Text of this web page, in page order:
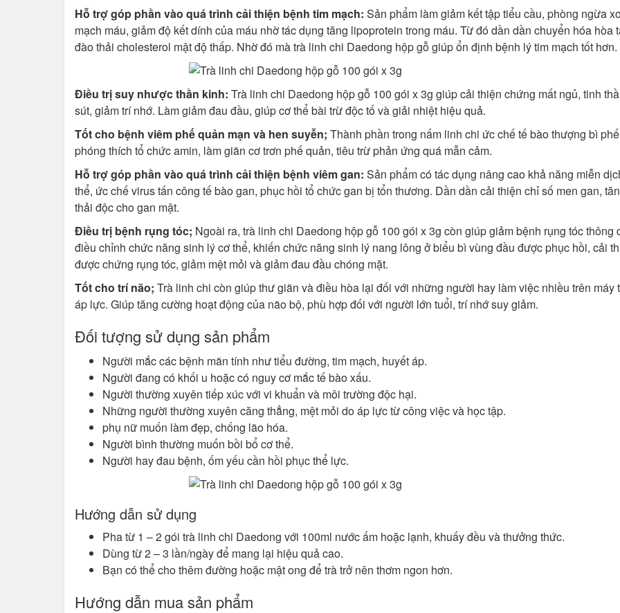
Hỗ trợ góp phần vào quá trình cải thiện bệnh tim mạch: Sản phẩm làm giảm kết tập tiểu cầu, phòng ngừa
mạch máu, giảm độ kết dính của máu nhờ tác dụng tăng lipoprotein trong máu. Từ đó dần dần chuyển hóa hòa
đào thải cholesterol mật độ thấp. Nhờ đó mà trà linh chi Daedong hộp gỗ giúp ổn định bệnh lý tim mạch tốt hơn.
Điều trị suy nhược thần kinh: Trà linh chi Daedong hộp gỗ 100 gói x 3g giúp cải thiện chứng mất ngủ, tinh
sút, giảm trí nhớ. Làm giảm đau đầu, giúp cơ thể bài trừ độc tố và giải nhiệt hiệu quả.
Tốt cho bệnh viêm phế quản mạn và hen suyễn; Thành phần trong nấm linh chi ức chế tế bào thượng bì
phóng thích tổ chức amin, làm giãn cơ trơn phế quản, tiêu trừ phản ứng quá mẫn cảm.
Hỗ trợ góp phần vào quá trình cải thiện bệnh viêm gan: Sản phẩm có tác dụng nâng cao khả năng miễn
thể, ức chế virus tấn công tế bào gan, phục hồi tổ chức gan bị tổn thương. Dần dần cải thiện chỉ số men gan,
thải độc cho gan mật.
Điều trị bệnh rụng tóc; Ngoài ra, trà linh chi Daedong hộp gỗ 100 gói x 3g còn giúp giảm bệnh rụng tóc thông
điều chỉnh chức năng sinh lý cơ thể, khiến chức năng sinh lý nang lông ở biểu bì vùng đầu được phục hồi, cải
được chứng rụng tóc, giảm mệt mỏi và giảm đau đầu chóng mặt.
Tốt cho trí não; Trà linh chi còn giúp thư giãn và điều hòa lại đối với những người hay làm việc nhiều trên máy
áp lực. Giúp tăng cường hoạt động của não bộ, phù hợp đối với người lớn tuổi, trí nhớ suy giảm.
Đối tượng sử dụng sản phẩm
Người mắc các bệnh mãn tính như tiểu đường, tim mạch, huyết áp.
Người đang có khối u hoặc có nguy cơ mắc tế bào xấu.
Người thường xuyên tiếp xúc với vi khuẩn và môi trường độc hại.
Những người thường xuyên căng thẳng, mệt mỏi do áp lực từ công việc và học tập.
phụ nữ muốn làm đẹp, chống lão hóa.
Người bình thường muốn bồi bổ cơ thể.
Người hay đau bệnh, ốm yếu cần hồi phục thể lực.
Hướng dẫn sử dụng
Pha từ 1 – 2 gói trà linh chi Daedong với 100ml nước ấm hoặc lạnh, khuấy đều và thưởng thức.
Dùng từ 2 – 3 lần/ngày để mang lại hiệu quả cao.
Bạn có thể cho thêm đường hoặc mật ong để trà trở nên thơm ngon hơn.
Hướng dẫn mua sản phẩm